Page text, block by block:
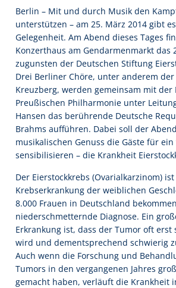
Berlin – Mit und durch Musik den
unterstützen – am 25. März 2014 gibt
Gelegenheit. Am Abend dieses Tages
Konzerthaus am Gendarmenmarkt das
zugunsten der Deutschen Stiftung
Drei Berliner Chöre, unter anderem
Kreuzberg, werden gemeinsam mit der
Preußischen Philharmonie unter
Hansen das berührende Deutsche
Brahms aufführen. Dabei soll der
musikalischen Genuss die Gäste für
sensibilisieren – die Krankheit
Der Eierstockkrebs (Ovarialkarzinom)
Krebserkrankung der weiblichen
8.000 Frauen in Deutschland
niederschmetternde Diagnose. Ein
Erkrankung ist, dass der Tumor oft erst
wird und dementsprechend schwierig
Auch wenn die Forschung und
Tumors in den vergangenen Jahres
gemacht haben, verläuft die Krankheit